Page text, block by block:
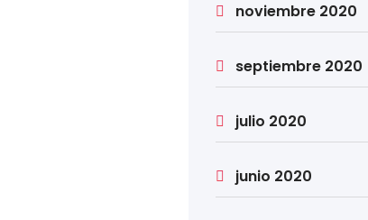
noviembre 2020
septiembre 2020
julio 2020
junio 2020